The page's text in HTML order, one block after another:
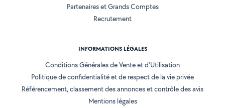
Partenaires et Grands Comptes
Recrutement
INFORMATIONS LÉGALES
Conditions Générales de Vente et d'Utilisation
Politique de confidentialité et de respect de la vie privée
Référencement, classement des annonces et contrôle des avis
Mentions légales